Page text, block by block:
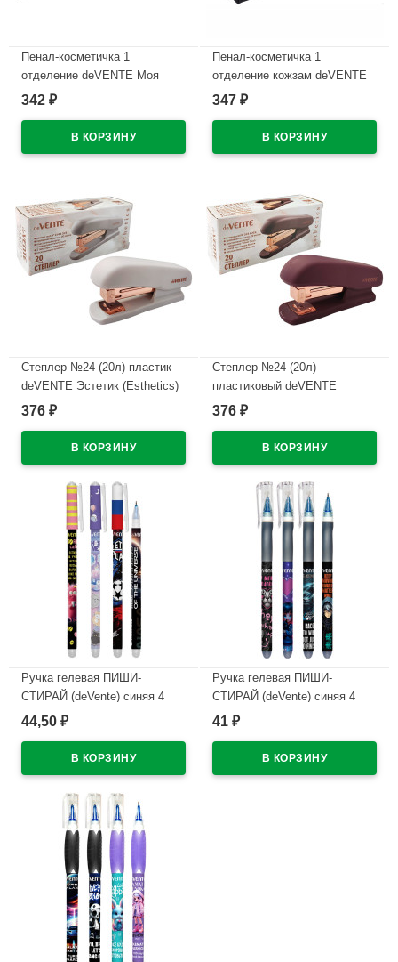
Пенал-косметичка 1
отделение deVENTE Моя
Секретная сетка (My Secret
210х60х60мм арт7029628
342 ₽
Пенал-косметичка 1
отделение кожзам deVENTE
Нельзя ручка-петля
347 ₽
Степлер №24 (20л) пластик
deVENTE Эстетик (Esthetics)
лавандово-пепельный с
376 ₽
Степлер №24 (20л)
пластиковый deVENTE
Эстетик (Esthetics) бургунди с
376 ₽
Ручка гелевая ПИШИ-
СТИРАЙ (deVente) синяя 4
дизайна корпуса ассорти
44,50 ₽
Ручка гелевая ПИШИ-
СТИРАЙ (deVente) синяя 4
дизайна корпуса ассорти
41 ₽